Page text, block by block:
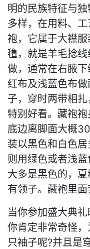
明的民族特征与
多样，在用料、
袍，它属于大襟
氇，就是羊毛捻
做，通常在右腋下
红布及浅蓝色布
子，穿时两带相
特别好看。藏袍袍
底边离脚面大概
装以黑色和白色
则用绿色或者浅
大多是黑色的，
有领子。藏袍里面
当你参加盛大典礼
你肯定非常奇怪
只袖子呢?并且是